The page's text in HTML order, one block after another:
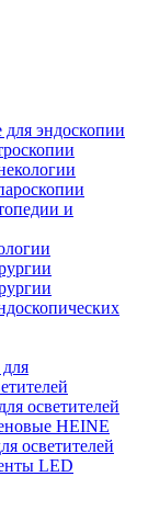
эндоскопии
и
осветителей
HEINE
осветителей
LED